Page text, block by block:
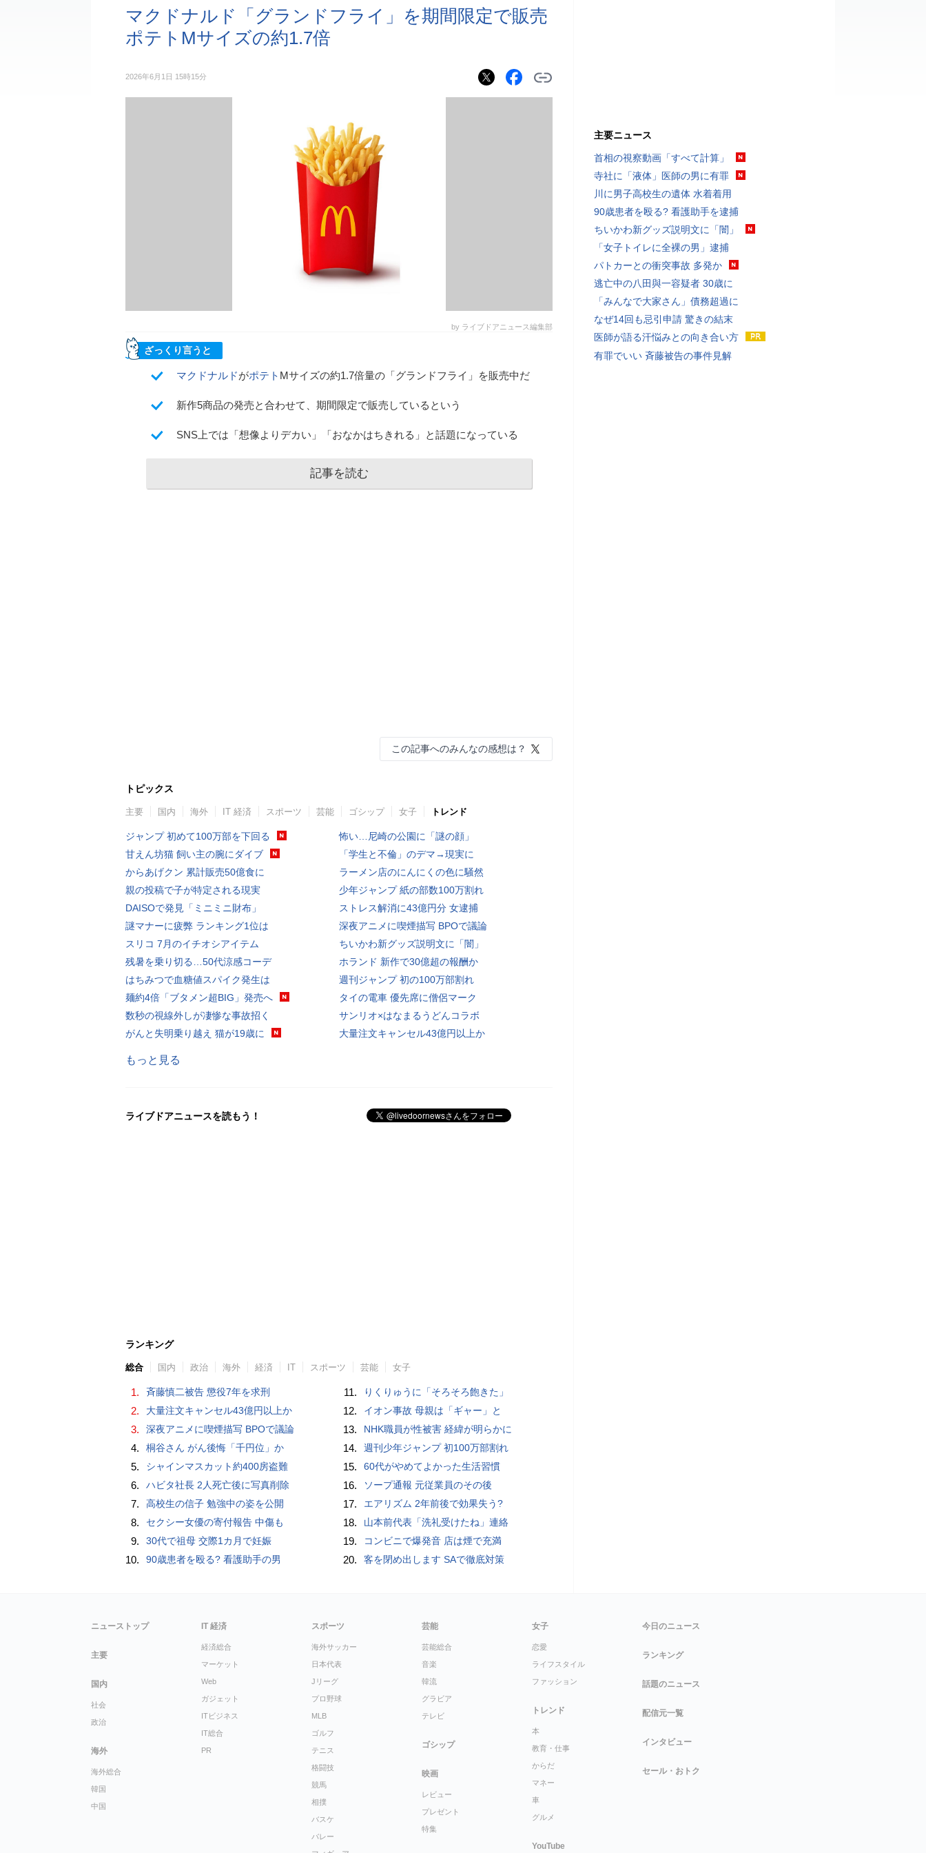
マクドナルド「グランドフライ」を期間限定で販売
ポテトMサイズの約1.7倍
2026年6月1日 15時15分
by ライブドアニュース編集部
ざっくり言うと
マクドナルドがポテト Mサイズの約1.7倍量の「グランドフライ」を販売中だ
新作5商品の発売と合わせて、期間限定で販売しているという
SNS上では「想像よりデカい」「おなかはちきれる」と話題になっている
記事を読む
この記事へのみんなの感想は？
トピックス
主要 国内 海外 IT 経済 スポーツ 芸能 ゴシップ 女子 トレンド
ジャンプ 初めて100万部を下回る
甘えん坊猫 飼い主の腕にダイブ
からあげクン 累計販売50億食に
親の投稿で子が特定される現実
DAISOで発見「ミニミニ財布」
謎マナーに疲弊 ランキング1位は
スリコ 7月のイチオシアイテム
残暑を乗り切る…50代涼感コーデ
はちみつで血糖値スパイク発生は
麺約4倍「ブタメン超BIG」発売へ
数秒の視線外しが凄惨な事故招く
がんと失明乗り越え 猫が19歳に
怖い…尼崎の公園に「謎の顔」
「学生と不倫」のデマ→現実に
ラーメン店のにんにくの色に騒然
少年ジャンプ 紙の部数100万割れ
ストレス解消に43億円分 女逮捕
深夜アニメに喫煙描写 BPOで議論
ちいかわ新グッズ説明文に「闇」
ホランド 新作で30億超の報酬か
週刊ジャンプ 初の100万部割れ
タイの電車 優先席に僧侶マーク
サンリオ×はなまるうどんコラボ
大量注文キャンセル43億円以上か
もっと見る
ライブドアニュースを読もう！
ランキング
総合 国内 政治 海外 経済 IT スポーツ 芸能 女子
1. 斉藤慎二被告 懲役7年を求刑
2. 大量注文キャンセル43億円以上か
3. 深夜アニメに喫煙描写 BPOで議論
4. 桐谷さん がん後悔「千円位」か
5. シャインマスカット約400房盗難
6. ハビタ社長 2人死亡後に写真削除
7. 高校生の信子 勉強中の姿を公開
8. セクシー女優の寄付報告 中傷も
9. 30代で祖母 交際1カ月で妊娠
10. 90歳患者を殴る? 看護助手の男
11. りくりゅうに「そろそろ飽きた」
12. イオン事故 母親は「ギャー」と
13. NHK職員が性被害 経緯が明らかに
14. 週刊少年ジャンプ 初100万部割れ
15. 60代がやめてよかった生活習慣
16. ソープ通報 元従業員のその後
17. エアリズム 2年前後で効果失う?
18. 山本前代表「洗礼受けたね」連絡
19. コンビニで爆発音 店は煙で充満
20. 客を閉め出します SAで徹底対策
主要ニュース
首相の視察動画「すべて計算」
寺社に「液体」医師の男に有罪
川に男子高校生の遺体 水着着用
90歳患者を殴る? 看護助手を逮捕
ちいかわ新グッズ説明文に「闇」
「女子トイレに全裸の男」逮捕
パトカーとの衝突事故 多発か
逃亡中の八田與一容疑者 30歳に
「みんなで大家さん」債務超過に
なぜ14回も忌引申請 驚きの結末
医師が語る汗悩みとの向き合い方
有罪でいい 斉藤被告の事件見解
ニューストップ
主要
国内
社会
政治
海外
海外総合
韓国
中国
IT 経済
経済総合
マーケット
Web
ガジェット
ITビジネス
IT総合
PR
スポーツ
海外サッカー
日本代表
Jリーグ
プロ野球
MLB
ゴルフ
テニス
格闘技
競馬
相撲
バスケ
バレー
芸能
芸能総合
音楽
韓流
グラビア
テレビ
ゴシップ
映画
レビュー
プレゼント
特集
女子
恋愛
ライフスタイル
ファッション
トレンド
本
教育・仕事
からだ
マネー
車
グルメ
YouTube
今日のニュース
ランキング
話題のニュース
配信元一覧
インタビュー
セール・おトク